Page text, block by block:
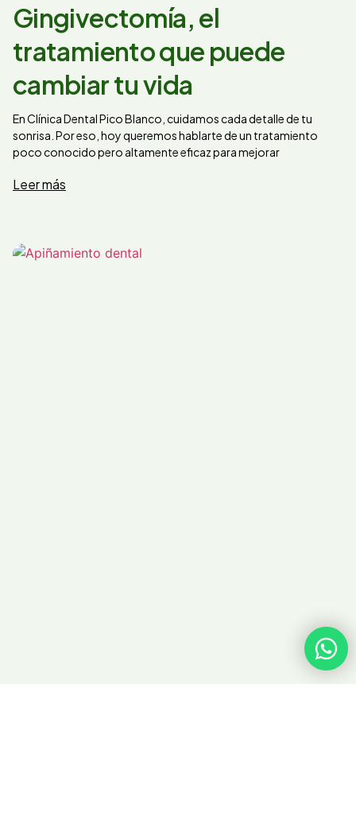
Gingivectomía, el
tratamiento que puede
cambiar tu vida
En Clínica Dental Pico Blanco, cuidamos cada detalle de tu
sonrisa. Por eso, hoy queremos hablarte de un tratamiento
poco conocido pero altamente eficaz para mejorar
Leer más